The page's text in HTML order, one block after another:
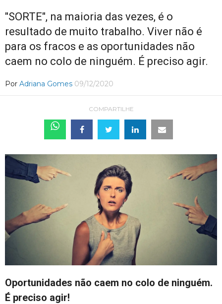
"SORTE", na maioria das vezes, é o
resultado de muito trabalho. Viver não é
para os fracos e as oportunidades não
caem no colo de ninguém. É preciso agir.
Por Adriana Gomes 09/12/2020
COMPARTILHE
Oportunidades não caem no colo de ninguém.
É preciso agir!